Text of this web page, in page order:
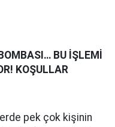
BU İŞLEMİ
KOŞULLAR
pek çok kişinin